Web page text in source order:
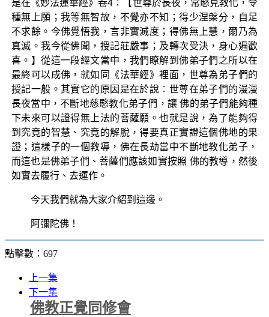
是在《妙法蓮華經》卷4：【世尊於長夜，常愍見教化，令
種無上願；我等無智故，不覺亦不知；得少涅槃分，自足
不求餘。今佛覺悟我，言非實滅度；得佛無上慧，爾乃為
真滅。我今從佛聞，授記莊嚴事；及轉次受決，身心遍歡
喜。】從這一段經文當中，我們瞭解到佛弟子們之所以在
最終可以成佛，就如同《法華經》裡面，世尊為弟子們的
授記一般。其實它的原因是在於說︰世尊在弟子們的漫漫
長夜當中，不斷地慈愍教化弟子們，讓 佛的弟子們能夠種
下未來可以證得無上法的菩薩願。也就是說，為了能夠得
到究竟的智慧、究竟的解脫，得要真正實證這個佛地的果
證；這樣子的一個教導，佛在長劫當中不斷地教化弟子，
而這也是佛弟子們、菩薩們應該如實按照 佛的教導，然後
如實去履行、去運作。
今天我們就為大家介紹到這邊。
阿彌陀佛！
點擊數：697
上一集
下一集
佛教正覺同修會